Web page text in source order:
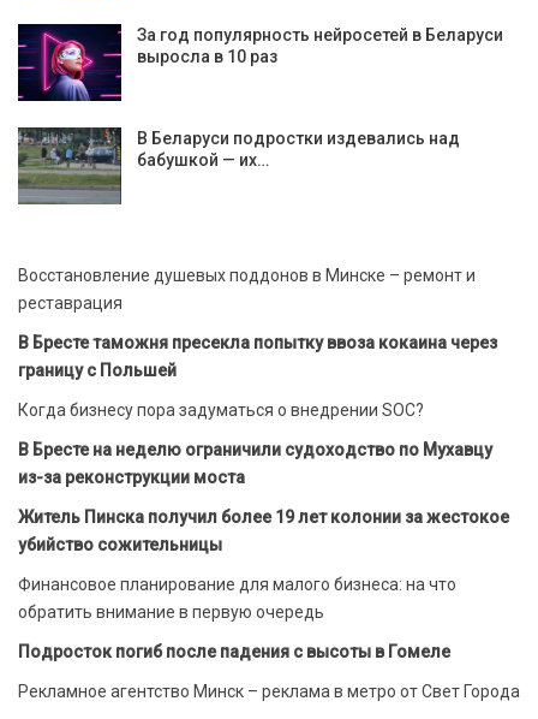
За год популярность нейросетей в Беларуси
выросла в 10 раз
В Беларуси подростки издевались над
бабушкой — их…
Восстановление душевых поддонов в Минске – ремонт и
реставрация
В Бресте таможня пресекла попытку ввоза кокаина через
границу с Польшей
Когда бизнесу пора задуматься о внедрении SOC?
В Бресте на неделю ограничили судоходство по Мухавцу
из-за реконструкции моста
Житель Пинска получил более 19 лет колонии за жестокое
убийство сожительницы
Финансовое планирование для малого бизнеса: на что
обратить внимание в первую очередь
Подросток погиб после падения с высоты в Гомеле
Рекламное агентство Минск – реклама в метро от Свет Города